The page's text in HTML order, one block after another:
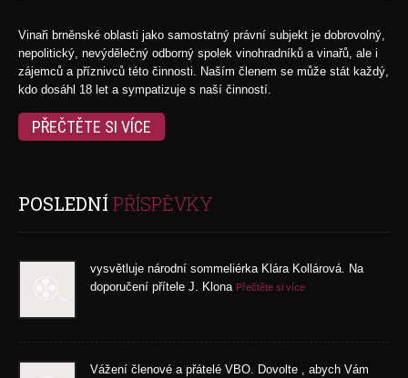
Vinaři brněnské oblasti jako samostatný právní subjekt je dobrovolný,
nepolitický, nevýdělečný odborný spolek vinohradníků a vinařů, ale i
zájemců a příznivců této činnosti. Naším členem se může stát každý,
kdo dosáhl 18 let a sympatizuje s naší činností.
PŘEČTĚTE SI VÍCE
POSLEDNÍ PŘÍSPĚVKY
vysvětluje národní sommeliérka Klára Kollárová. Na
doporučení přítele J. Klona Přečtěte si více
Vážení členové a přátelé VBO. Dovolte , abych Vám